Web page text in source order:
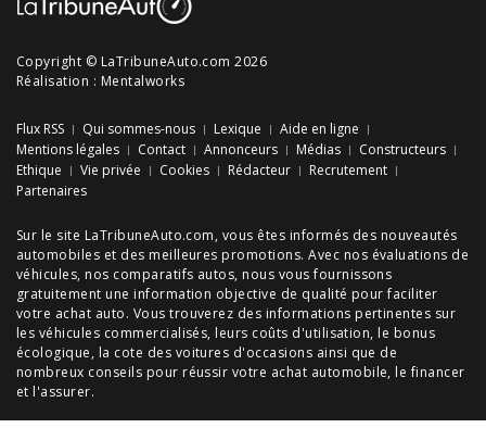
Copyright © LaTribuneAuto.com 2026
Réalisation : Mentalworks
Flux RSS Qui sommes-nous Lexique
Aide en ligne
Mentions légales
Contact Annonceurs Médias
Constructeurs
Ethique
Vie privée Cookies Rédacteur
Recrutement
Partenaires
Sur le site LaTribuneAuto.com, vous êtes informés des nouveautés
automobiles et des meilleures promotions. Avec nos évaluations de
véhicules, nos comparatifs autos, nous vous fournissons
gratuitement une information objective de qualité pour faciliter
votre achat auto. Vous trouverez des informations pertinentes sur
les véhicules commercialisés, leurs coûts d'utilisation, le bonus
écologique, la cote des voitures d'occasions ainsi que de
nombreux conseils pour réussir votre achat automobile, le financer
et l'assurer.